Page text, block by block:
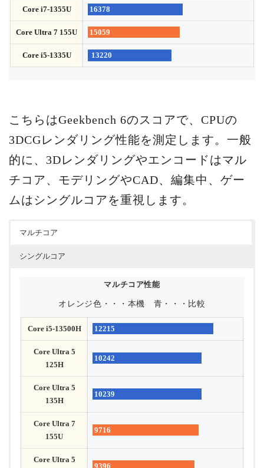
Core i7-1355U 16378
Core Ultra 7 155U 15059
Core i5-1335U 13220
こちらはGeekbench 6のスコアで、CPUの
3DCGレンダリング性能を測定します。一般
的に、3Dレンダリングやエンコードはマル
チコア、モデリングやCAD、編集中、ゲー
ムはシングルコアを重視します。
マルチコア
シングルコア
マルチコア性能
オレンジ色・・・本機 青・・・比較
Core i5-13500H 12215
Core Ultra 5
125H
10242
Core Ultra 5
135H
10239
Core Ultra 7
155U
9716
Core Ultra 5
9396